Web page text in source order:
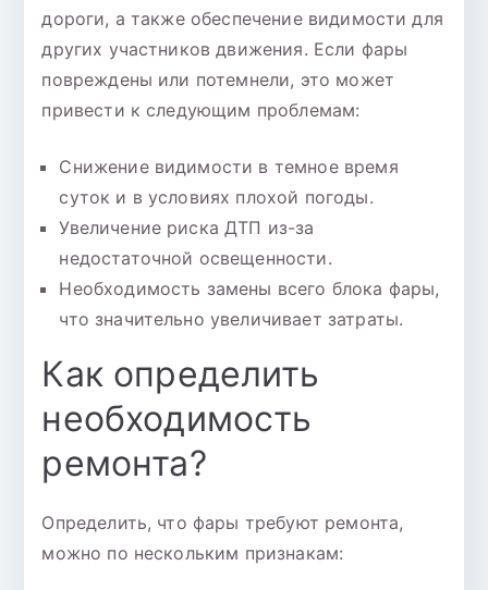
дороги, а также обеспечение видимости для
других участников движения. Если фары
повреждены или потемнели, это может
привести к следующим проблемам:
Снижение видимости в темное время
суток и в условиях плохой погоды.
Увеличение риска ДТП из-за
недостаточной освещенности.
Необходимость замены всего блока фары,
что значительно увеличивает затраты.
Как определить
необходимость
ремонта?
Определить, что фары требуют ремонта,
можно по нескольким признакам: